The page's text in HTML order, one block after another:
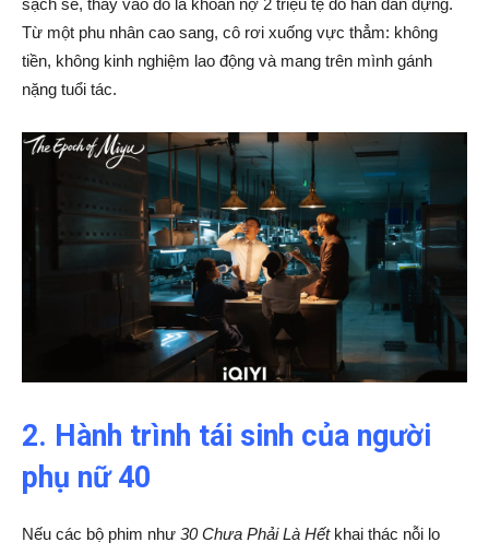
Từ một phu nhân cao sang, cô rơi xuống vực thẳm: không
tiền, không kinh nghiệm lao động và mang trên mình gánh
nặng tuổi tác.
2. Hành trình tái sinh của người
phụ nữ 40
Nếu các bộ phim như 30 Chưa Phải Là Hếtkhai thác nỗi lo